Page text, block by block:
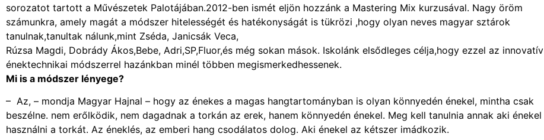
sorozatot tartott a Művészetek Palotájában.2012-ben ismét eljön hozzánk a Mastering Mix kurzusával. Nagy öröm
számunkra, amely magát a módszer hitelességét és hatékonyságát is tükrözi ,hogy olyan neves magyar sztárok
tanulnak,tanultak nálunk,mint Zséda, Janicsák Veca,
Rúzsa Magdi, Dobrády Ákos,Bebe, Adri,SP,Fluor,és még sokan mások. Iskolánk elsődleges célja,hogy ezzel az innovatív
énektechnikai módszerrel hazánkban minél többen megismerkedhessenek.
Mi is a módszer lényege?
– Az, – mondja Magyar Hajnal – hogy az énekes a magas hangtartományban is olyan könnyedén énekel, mintha csak
beszélne. nem erőlködik, nem dagadnak a torkán az erek, hanem könnyedén énekel. Meg kell tanulnia annak aki énekel
használni a torkát. Az éneklés, az emberi hang csodálatos dolog. Aki énekel az kétszer imádkozik.